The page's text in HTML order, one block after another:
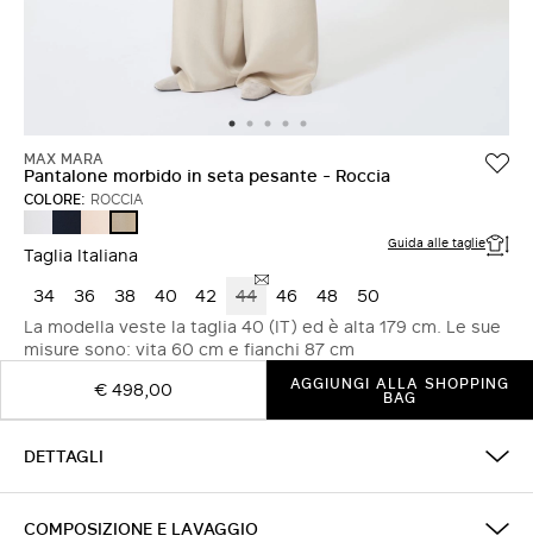
MAX MARA
Pantalone morbido in seta pesante - Roccia
COLORE: ROCCIA
MARINO
ROSA
Taglia Italiana Guida alle taglie
34 36 38 40 42 44 46 48
50
La modella veste la taglia 40 (IT) ed è alta 179 cm. Le sue
misure sono: vita 60 cm e fianchi 87 cm
€ 498,00
AGGIUNGI ALLA SHOPPING
BAG
DETTAGLI
COMPOSIZIONE E LAVAGGIO